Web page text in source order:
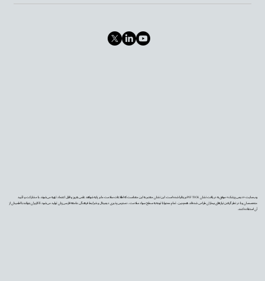
وب‌سایت «دیجی‌پزشک» موفق به دریافت نشان PIF TICK بریتانیا شده است. این نشان معتبر به این معناست که اطلاعات سلامت ما بر پایه شواهد علمی به‌روز و قابل اعتماد تهیه می‌شوند، با مشارکت و تأیید
متخصصان و با در نظر گرفتن نیازهای بیماران طراحی شده‌اند. همچنین، تمام محتوا با توجه به سطح سواد سلامت، دسترس‌پذیری دیجیتال و شرایط فرهنگی جامعه فارسی‌زبان تولید می‌شود تا کاربران بتوانند با اطمینان از
آن استفاده کنند.